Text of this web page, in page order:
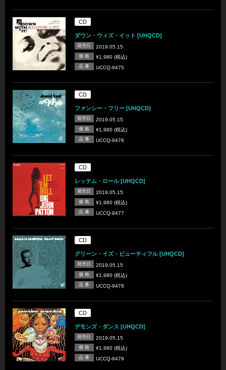
CD
ダウン・ウィズ・イット [UHQCD]
発売日 2019.05.15
価 格 ¥1,980 (税込)
品 番 UCCQ-9475
CD
ファンシー・フリー [UHQCD]
発売日 2019.05.15
価 格 ¥1,980 (税込)
品 番 UCCQ-9476
CD
レッテム・ロール [UHQCD]
発売日 2019.05.15
価 格 ¥1,980 (税込)
品 番 UCCQ-9477
CD
グリーン・イズ・ビューティフル [UHQCD]
発売日 2019.05.15
価 格 ¥1,980 (税込)
品 番 UCCQ-9478
CD
デモンズ・ダンス [UHQCD]
発売日 2019.05.15
価 格 ¥1,980 (税込)
品 番 UCCQ-9479